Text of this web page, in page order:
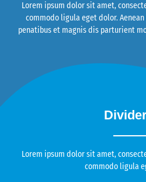
Lorem ipsum dolor sit amet,
commodo ligula eget dolor.
penatibus et magnis dis parturient
Lorem ipsum dolor sit amet,
commodo ligula